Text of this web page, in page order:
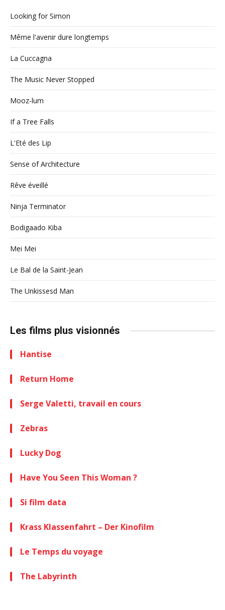
Looking for Simon
Même l'avenir dure longtemps
La Cuccagna
The Music Never Stopped
Mooz-lum
If a Tree Falls
L'Eté des Lip
Sense of Architecture
Rêve éveillé
Ninja Terminator
Bodigaado Kiba
Mei Mei
Le Bal de la Saint-Jean
The Unkissesd Man
Les films plus visionnés
Hantise
Return Home
Serge Valetti, travail en cours
Zebras
Lucky Dog
Have You Seen This Woman ?
Si film data
Krass Klassenfahrt – Der Kinofilm
Le Temps du voyage
The Labyrinth